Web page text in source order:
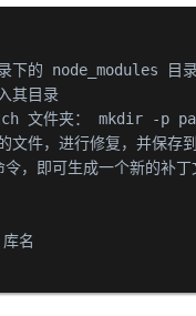
，即可生成一个新的补
名